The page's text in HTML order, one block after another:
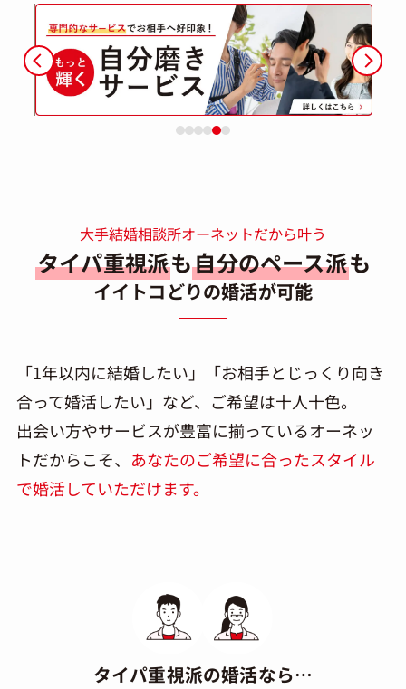
大手結婚相談所オーネットだから叶う
タイパ重視派も自分のペース派も
イイトコどりの婚活が可能
「1年以内に結婚したい」「お相手とじっくり向き
合って婚活したい」など、ご希望は十人十色。
出会い方やサービスが豊富に揃っているオーネッ
トだからこそ、 あなたのご希望に合ったスタイル
で婚活していただけます。
タイパ重視派の婚活なら…